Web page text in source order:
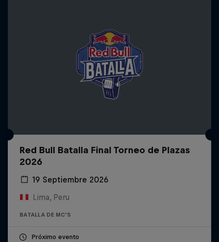
Red Bull Batalla Final Torneo de Plazas
2026
19 Septiembre 2026
Lima, Peru
BATALLA DE MC'S
Próximo evento